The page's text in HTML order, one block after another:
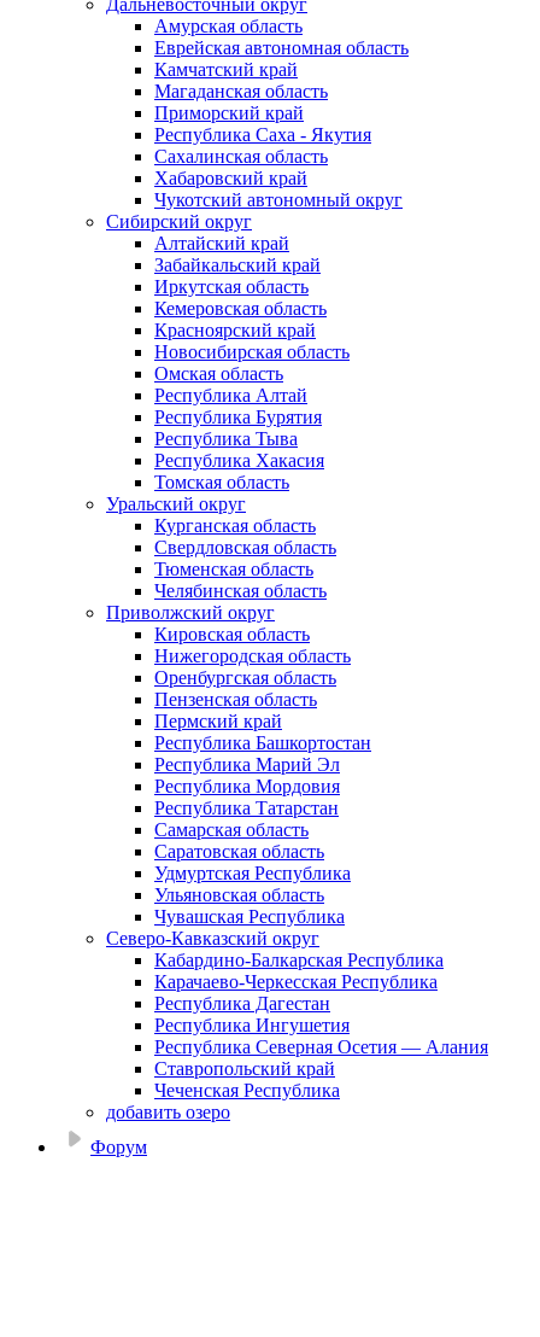
Дальневосточный округ
Амурская область
Еврейская автономная область
Камчатский край
Магаданская область
Приморский край
Республика Саха - Якутия
Сахалинская область
Хабаровский край
Чукотский автономный округ
Сибирский округ
Алтайский край
Забайкальский край
Иркутская область
Кемеровская область
Красноярский край
Новосибирская область
Омская область
Республика Алтай
Республика Бурятия
Республика Тыва
Республика Хакасия
Томская область
Уральский округ
Курганская область
Свердловская область
Тюменская область
Челябинская область
Приволжский округ
Кировская область
Нижегородская область
Оренбургская область
Пензенская область
Пермский край
Республика Башкортостан
Республика Марий Эл
Республика Мордовия
Республика Татарстан
Самарская область
Саратовская область
Удмуртская Республика
Ульяновская область
Чувашская Республика
Северо-Кавказский округ
Кабардино-Балкарская Республика
Карачаево-Черкесская Республика
Республика Дагестан
Республика Ингушетия
Республика Северная Осетия — Алания
Ставропольский край
Чеченская Республика
добавить озеро
Форум